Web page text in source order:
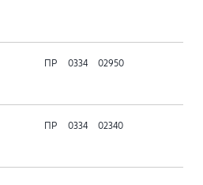
ПР 0334 02950
ПР 0334 02340